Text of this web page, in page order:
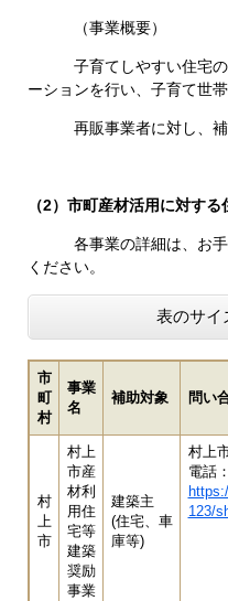
（事業概要）
子育てしやすい住宅の
ーションを行い、子育て世
再販事業者に対し、補
（2）市町産材活用に対す
各事業の詳細は、お手
ください。
表のサイ
市
町
村
事業
名
補助対象 問い
村
上
市
村上
市産
材利
用住
宅等
建築
奨励
事業
建築主
(住宅、車
庫等)
村上
電話
123/